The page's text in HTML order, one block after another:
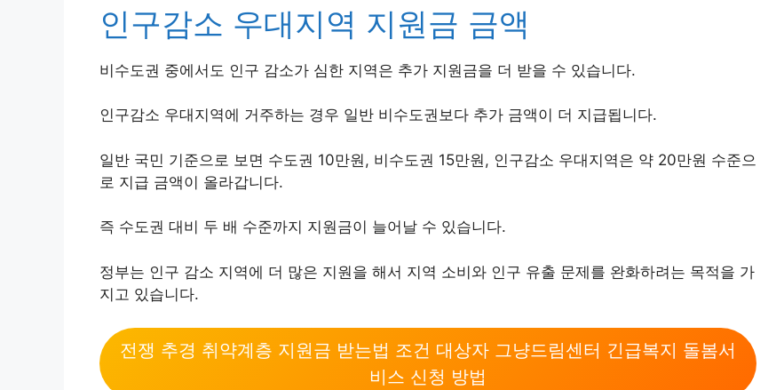
인구감소 우대지역 지원금 금액
비수도권 중에서도 인구 감소가 심한 지역은 추가 지원금을 더 받을 수 있습니다.
인구감소 우대지역에 거주하는 경우 일반 비수도권보다 추가 금액이 더 지급됩니다.
일반 국민 기준으로 보면 수도권 10만원, 비수도권 15만원, 인구감소 우대지역은 약 20만원 수준으
로 지급 금액이 올라갑니다.
즉 수도권 대비 두 배 수준까지 지원금이 늘어날 수 있습니다.
정부는 인구 감소 지역에 더 많은 지원을 해서 지역 소비와 인구 유출 문제를 완화하려는 목적을 가
지고 있습니다.
전쟁 추경 취약계층 지원금 받는법 조건 대상자 그냥드림센터 긴급복지 돌봄서
비스 신청 방법